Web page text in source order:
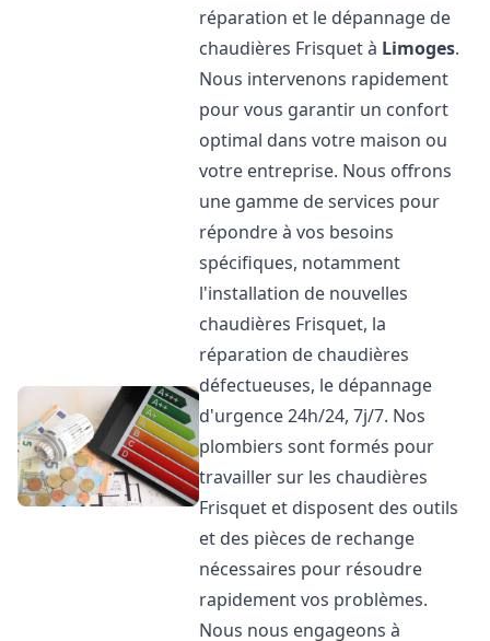
réparation et le dépannage de
chaudières Frisquet à Limoges.
Nous intervenons rapidement
pour vous garantir un confort
optimal dans votre maison ou
votre entreprise. Nous offrons
une gamme de services pour
répondre à vos besoins
spécifiques, notamment
l'installation de nouvelles
chaudières Frisquet, la
réparation de chaudières
défectueuses, le dépannage
d'urgence 24h/24, 7j/7. Nos
plombiers sont formés pour
travailler sur les chaudières
Frisquet et disposent des outils
et des pièces de rechange
nécessaires pour résoudre
rapidement vos problèmes.
Nous nous engageons à